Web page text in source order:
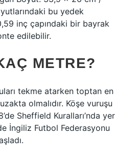
bu yedek
inç çapındaki bir bayrak
edilebilir.
METRE?
tekme atarken toptan en
olmalıdır. Köşe vuruşu
Sheffield Kuralları’nda yer
İngiliz Futbol Federasyonu